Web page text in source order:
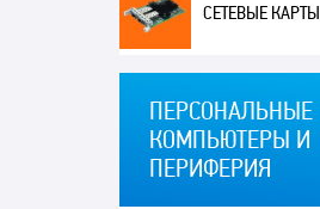
СЕТЕВЫЕ КАРТЫ
ПЕРСОНАЛЬНЫЕ
КОМПЬЮТЕРЫ И
ПЕРИФЕРИЯ